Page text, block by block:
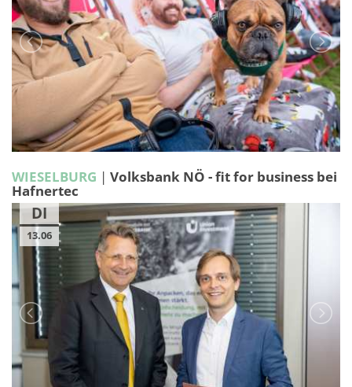
WIESELBURG | Volksbank NÖ - fit for business bei
Hafnertec
DI
13.06